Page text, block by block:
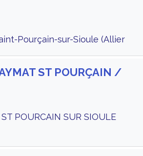
Pourçain-sur-Sioule (Allier
ST POURÇAIN /
POURCAIN SUR SIOULE